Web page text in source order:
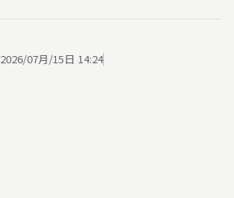
2026/07月/15日 14:24